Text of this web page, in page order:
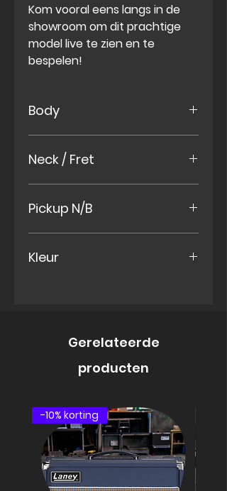
Kom vooral eens langs in de
showroom om dit prachtige
model live te zien en te
bespelen!
Body
Neck / Fret
Jatoba Fretboard
Pickup N/B
Middle
Kleur
Gerelateerde
producten
-10% korting